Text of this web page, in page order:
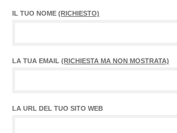
IL TUO NOME (RICHIESTO)
LA TUA EMAIL (RICHIESTA MA NON MOSTRATA)
LA URL DEL TUO SITO WEB